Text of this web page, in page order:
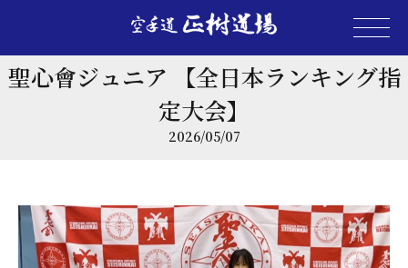
聖心會ジュニア 【全日本ランキング指
定大会】
2026/05/07